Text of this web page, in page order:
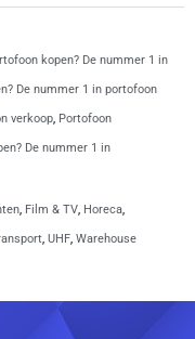
kopen? De nummer 1 in
De nummer 1 in portofoon
verkoop, Portofoon
De nummer 1 in
, Film & TV, Horeca,
, UHF, Warehouse